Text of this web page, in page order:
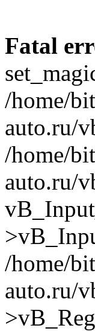
Fatal
/home/
auto.ru/
/home/
auto.ru/
/home/
auto.ru/